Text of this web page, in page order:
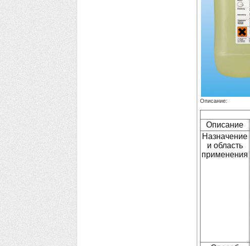
Описание:
Описание
Назначение
и область
применения